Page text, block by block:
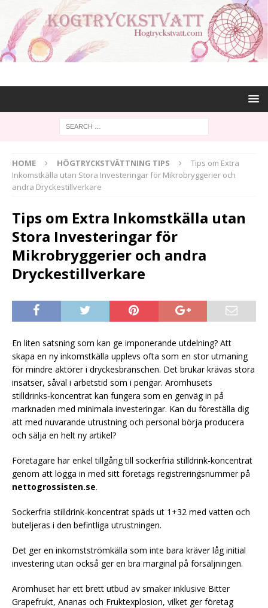
HOME HÖGTRYCKSTVÄTTNING TIPS
Tips om Extra
Inkomstkälla utan Stora Investeringar för Mikrobryggerier och
andra Dryckestillverkare
Tips om Extra Inkomstkälla utan
Stora Investeringar för
Mikrobryggerier och andra
Dryckestillverkare
En liten satsning som kan ge imponerande utdelning? Att
skapa en ny inkomstkälla upplevs ofta som en stor utmaning
för mindre aktörer i dryckesbranschen. Det brukar krävas stora
insatser, såväl i arbetstid som i pengar. Aromhusets
stilldrinks‑koncentrat kan fungera som en genväg in på
marknaden med minimala investeringar. Kan du föreställa dig
att med nuvarande utrustning och personal börja producera
och sälja en helt ny artikel?
Företagare har enkel tillgång till sockerfria stilldrink-koncentrat
genom att logga in med sitt företags registreringsnummer på
nettogrossisten.se.
Sockerfria stilldrink-koncentrat späds ut 1+32 med vatten och
buteljeras i den befintliga utrustningen.
Det ger en inkomstströmkälla som inte bara kräver låg initial
investering utan också ger en bra marginal på försäljningen.
Aromhuset har ett brett utbud av smaker inklusive Bitter
Grapefrukt, Ananas och Fruktexplosion, vilket ger företag